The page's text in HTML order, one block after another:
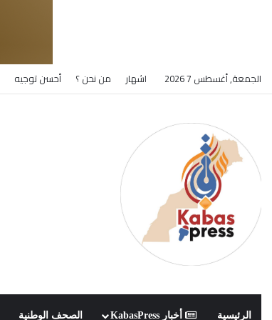
الجمعة, أغسطس 7 2026 اشهار من نحن ؟ أحسن توجيه
الرئيسية أخبار KabasPress الصحف الوطنية